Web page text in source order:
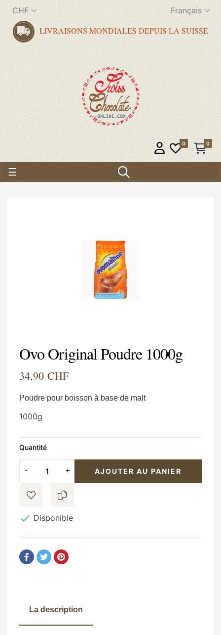
CHF Français
LIVRAISONS MONDIALES DEPUIS LA SUISSE
0 0
Basculer la navigation
☰
Ovo Original Poudre 1000g
34,90 CHF
Poudre pour boisson à base de malt
1000g
Quantité
AJOUTER AU PANIER
 Disponible
La description